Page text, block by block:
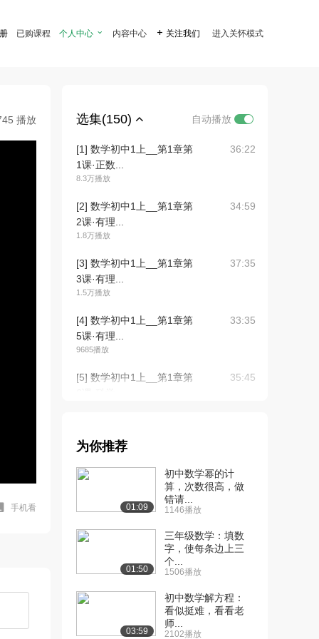
已购课程 个人中心  内容中心  关注我们 进入关怀模式
播放
手机看
选集(150) 自动播放
[1] 数学初中1上__第1章第
1课·正数...
8.3万播放
36:22
[2] 数学初中1上__第1章第
2课·有理...
1.8万播放
34:59
[3] 数学初中1上__第1章第
3课·有理...
1.5万播放
37:35
[4] 数学初中1上__第1章第
5课·有理...
9685播放
33:35
[5] 数学初中1上__第1章第
35:45
1课·整式
[7] 数学初中1上__第2章第
2课·整式...
30:39
[8] 数学初中1上__第2章第
2课·整式...
31:21
[9] 数学初中1上__第3章第
5796播放
32:00
为你推荐
01:09
初中数学幂的计
算，次数很高，做
错请...
1146播放
01:50
三年级数学：填数
字，使每条边上三
个...
1506播放
03:59
初中数学解方程：
看似挺难，看看老
师...
2102播放